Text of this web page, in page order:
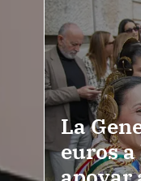
La
euros